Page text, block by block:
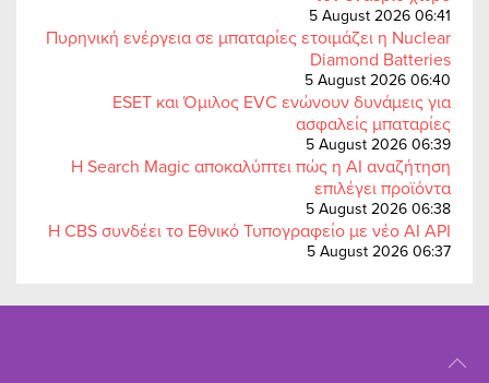
5 August 2026 06:41
Πυρηνική ενέργεια σε μπαταρίες ετοιμάζει η Nuclear
Diamond Batteries
5 August 2026 06:40
ESET και Όμιλος EVC ενώνουν δυνάμεις για
ασφαλείς μπαταρίες
5 August 2026 06:39
Η Search Magic αποκαλύπτει πώς η AI αναζήτηση
επιλέγει προϊόντα
5 August 2026 06:38
Η CBS συνδέει το Εθνικό Τυπογραφείο με νέο AI API
5 August 2026 06:37